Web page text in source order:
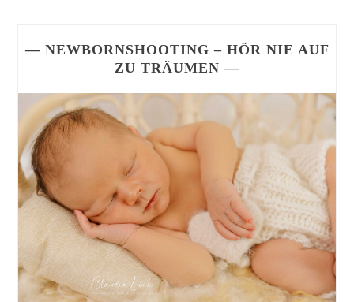
— NEWBORNSHOOTING – HÖR NIE AUF
ZU TRÄUMEN —